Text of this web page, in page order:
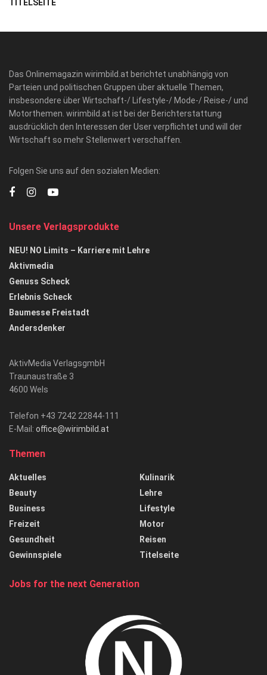
TITELSEITE
Das Onlinemagazin wirimbild.at berichtet unabhängig von
Parteien und politischen Gruppen über aktuelle Themen,
insbesondere über Wirtschaft-/ Lifestyle-/ Mode-/ Reise-/ und
Motorthemen. wirimbild.at ist bei der Berichterstattung
ausdrücklich den Interessen der User verpflichtet und will der
Wirtschaft so mehr Stellenwert verschaffen.
Folgen Sie uns auf den sozialen Medien:
Unsere Verlagsprodukte
NEU! NO Limits – Karriere mit Lehre
Aktivmedia
Genuss Scheck
Erlebnis Scheck
Baumesse Freistadt
Andersdenker
AktivMedia VerlagsgmbH
Traunaustraße 3
4600 Wels
Telefon +43 7242 22844-111
E-Mail: office@wirimbild.at
Themen
Aktuelles
Beauty
Business
Freizeit
Gesundheit
Gewinnspiele
Kulinarik
Lehre
Lifestyle
Motor
Reisen
Titelseite
Jobs for the next Generation